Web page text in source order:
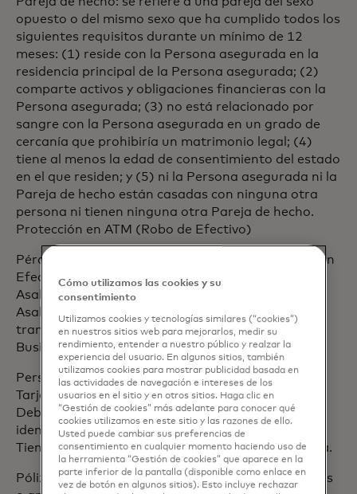
opuesto o del mismo sexo que ha cumplido todos los
siguientes requisitos durante un mínimo de 12
meses: (1) reside con la Persona asegurada en la
residencia principal de la Persona asegurada; (2)
comparte activos y obligaciones financieras con la
Persona asegurada; (3) no está relacionado por
sangre con la Persona asegurada en un grado de
cercanía que prohibiría un matrimonio legal; (4)
tiene al menos la edad de consentimiento del estado
en el que residen; y (5) ni la Persona asegurada ni la
Pareja de hecho están casadas con ninguna otra
persona ni tienen ninguna otra Pareja de hecho.
Protección en ATM (Robo de Efectivo)
Pérdida: referente a la Protección en ATM (Robo en
Efectivo) se refiere a un Robo, usando Violencia o
Asalto, de dinero retirado de un ATM durante el
Asalto dentro de las 2 horas de hecha una
transacción por ATM con su tarjeta Mastercard®
Business Standard Debit card.
Persona(s) Asegurada(s): se refiere a un
Tarjetahabiente Mastercard® Business Standard
Debit card así como cualquier otra persona
identificada como elegible en la sección "Quiénes
Tienen Cobertura" de cada programa en esta guía.
Póliza: significa el contrato de seguro y los endosos
Cómo utilizamos las cookies y su
consentimiento
Utilizamos cookies y tecnologías similares (“cookies”)
en nuestros sitios web para mejorarlos, medir su
rendimiento, entender a nuestro público y realzar la
experiencia del usuario. En algunos sitios, también
utilizamos cookies para mostrar publicidad basada en
las actividades de navegación e intereses de los
usuarios en el sitio y en otros sitios. Haga clic en
“Gestión de cookies” más adelante para conocer qué
cookies utilizamos en este sitio y las razones de ello.
Usted puede cambiar sus preferencias de
consentimiento en cualquier momento haciendo uso de
la herramienta “Gestión de cookies” que aparece en la
parte inferior de la pantalla (disponible como enlace en
vez de botón en algunos sitios). Esto incluye rechazar